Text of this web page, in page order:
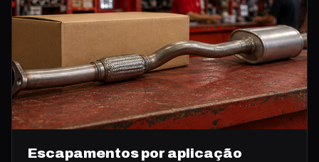
Escapamentos por aplicação